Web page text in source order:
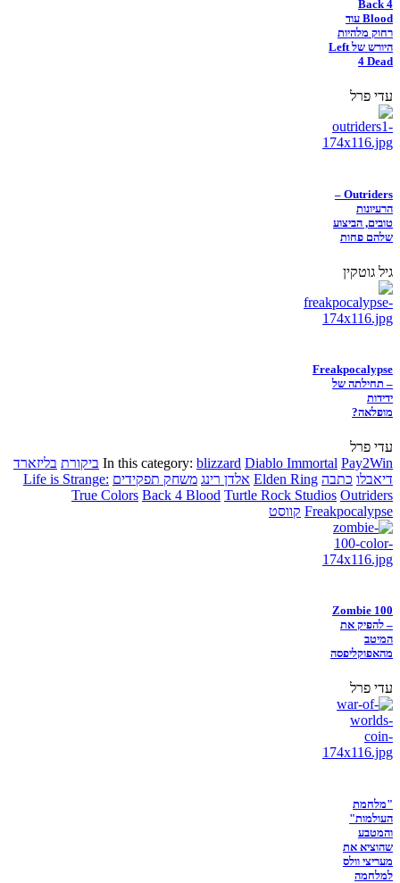
Back 4
Blood עוד
רחוק מלהיות
היורש של Left
4 Dead
עדי פרל
Outriders –
הרעיונות
טובים, הביצוע
שלהם פחות
גיל גוטקין
Freakpocalypse
– תחילתה של
ידידות
מופלאה?
עדי פרל
In this category: blizzard Diablo Immortal Pay2Win ביקורת בליזארד
דיאבלו כתבה Elden Ring אלדן רינג משחק תפקידים Life is Strange:
True Colors Back 4 Blood Turtle Rock Studios Outriders
Freakpocalypse קווסט
Zombie 100
– להפיק את
המיטב
מהאפוקליפסה
עדי פרל
"מלחמת
העולמות"
והמטבע
שהוציא את
מעריצי וולס
למלחמה